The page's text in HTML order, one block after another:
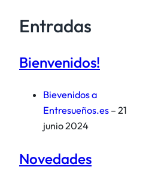
Entradas
Bienvenidos!
Bievenidos a
Entresueños.es – 21
junio 2024
Novedades